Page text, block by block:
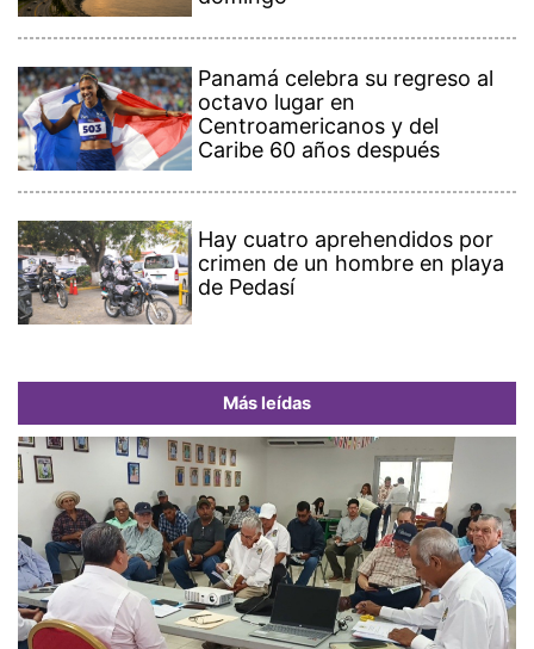
Panamá celebra su regreso al
octavo lugar en
Centroamericanos y del
Caribe 60 años después
Hay cuatro aprehendidos por
crimen de un hombre en playa
de Pedasí
Más leídas